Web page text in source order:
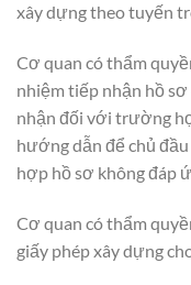
xây dựng theo tuyến
Cơ quan có thẩm
nhiệm tiếp nhận hồ sơ
nhận đối với trường
hướng dẫn để chủ
hợp hồ sơ không đáp
Cơ quan có thẩm
giấy phép xây dựng